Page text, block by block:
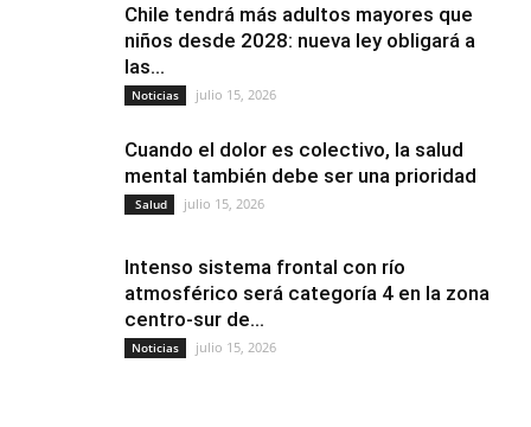
Chile tendrá más adultos mayores que
niños desde 2028: nueva ley obligará a
las...
Noticias julio 15, 2026
Cuando el dolor es colectivo, la salud
mental también debe ser una prioridad
Salud julio 15, 2026
Intenso sistema frontal con río
atmosférico será categoría 4 en la zona
centro-sur de...
Noticias julio 15, 2026